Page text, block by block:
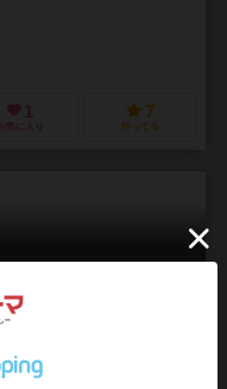
1
お気に入り
7
持ってる